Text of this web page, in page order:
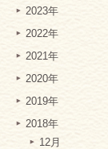
2023年
2022年
2021年
2020年
2019年
2018年
12月